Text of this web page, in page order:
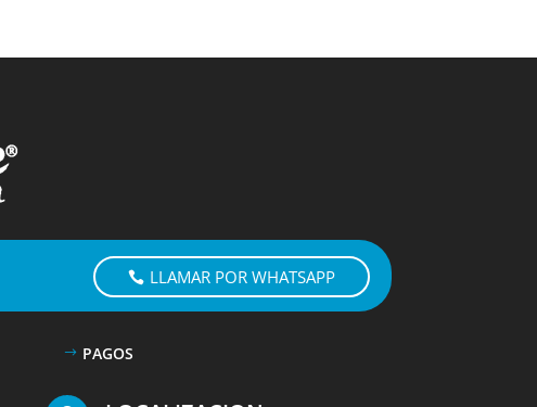
LLAMAR POR WHATSAPP
PAGOS